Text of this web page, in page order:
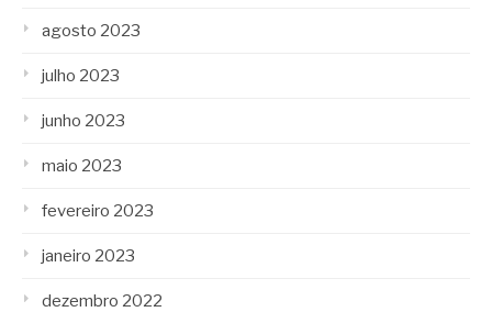
agosto 2023
julho 2023
junho 2023
maio 2023
fevereiro 2023
janeiro 2023
dezembro 2022